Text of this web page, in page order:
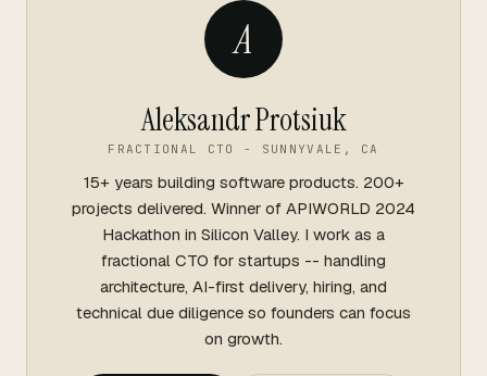
A
Aleksandr Protsiuk
FRACTIONAL CTO - SUNNYVALE, CA
15+ years building software products. 200+
projects delivered. Winner of APIWORLD 2024
Hackathon in Silicon Valley. I work as a
fractional CTO for startups -- handling
architecture, AI-first delivery, hiring, and
technical due diligence so founders can focus
on growth.